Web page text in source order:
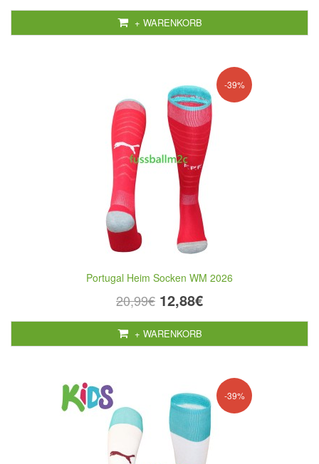
+ WARENKORB
-39%
Portugal Heim Socken WM 2026
20,99€ 12,88€
+ WARENKORB
-39%